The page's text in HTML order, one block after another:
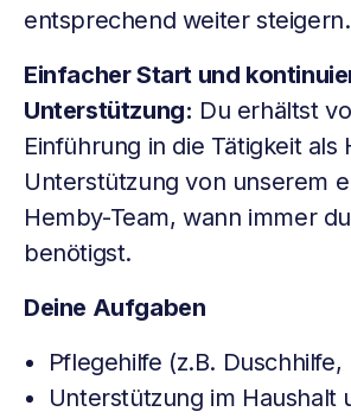
entsprechend weiter steigern.
Einfacher Start und
Unterstützung: Du erhältst
Einführung in die Tätigkeit als
Unterstützung von unserem
Hemby-Team, wann immer
benötigst.
Deine Aufgaben
Pflegehilfe (z.B.
Unterstützung im Haushalt